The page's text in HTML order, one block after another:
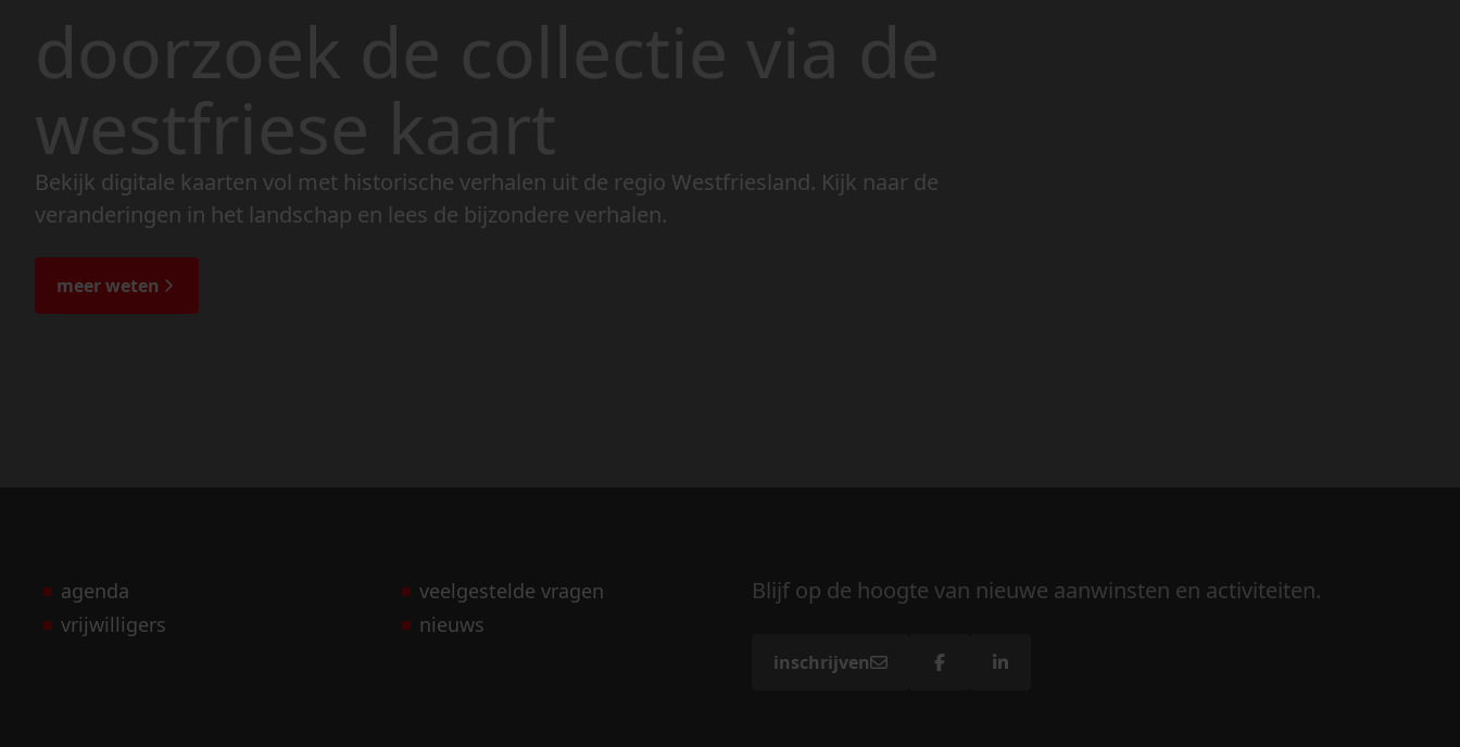
doorzoek de collectie via de
westfriese kaart
Bekijk digitale kaarten vol met historische verhalen uit de regio Westfriesland. Kijk naar de
veranderingen in het landschap en lees de bijzondere verhalen.
meer weten
agenda
vrijwilligers
veelgestelde vragen
nieuws
Blijf op de hoogte van nieuwe aanwinsten en activiteiten.
inschrijven